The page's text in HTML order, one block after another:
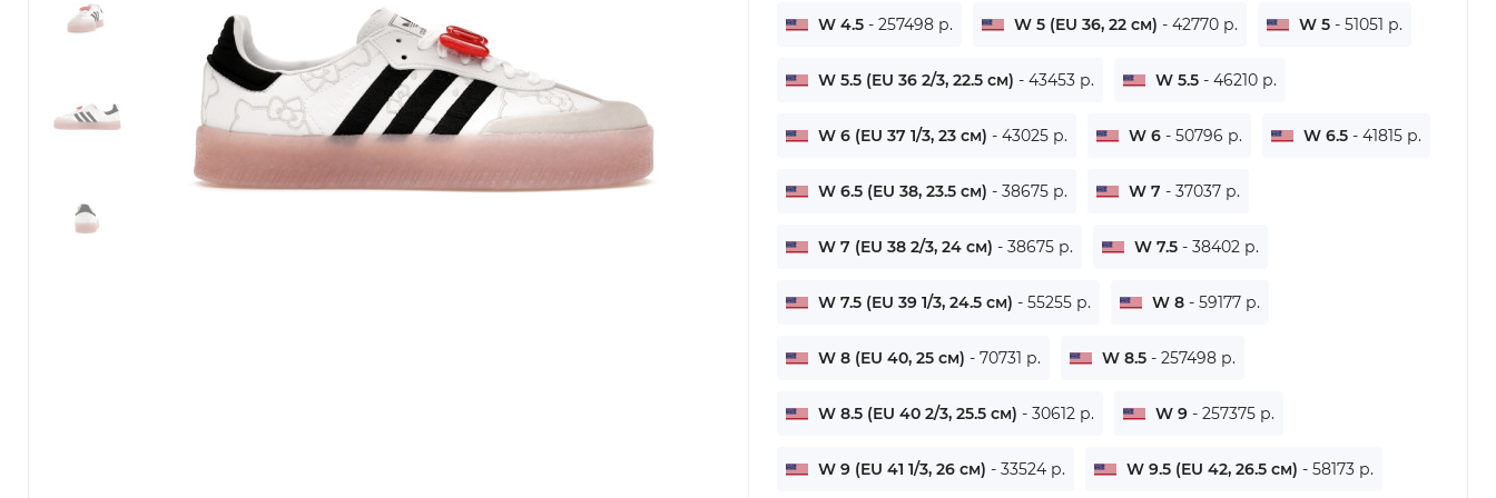
W 4.5 - 257498 р. W 5 (EU 36, 22 см) - 42770 р. W 5 - 51051 р.
W 5.5 (EU 36 2/3, 22.5 см) - 43453 р. W 5.5 - 46210 р.
W 6 (EU 37 1/3, 23 см) - 43025 р. W 6 - 50796 р. W 6.5 - 41815 р.
W 6.5 (EU 38, 23.5 см) - 38675 р. W 7 - 37037 р.
W 7 (EU 38 2/3, 24 см) - 38675 р. W 7.5 - 38402 р.
W 7.5 (EU 39 1/3, 24.5 см) - 55255 р. W 8 - 59177 р.
W 8 (EU 40, 25 см) - 70731 р. W 8.5 - 257498 р.
W 8.5 (EU 40 2/3, 25.5 см) - 30612 р. W 9 - 257375 р.
W 9 (EU 41 1/3, 26 см) - 33524 р. W 9.5 (EU 42, 26.5 см) - 58173 р.